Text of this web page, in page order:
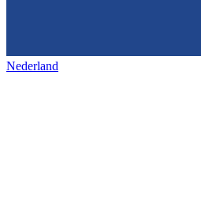
Nederland